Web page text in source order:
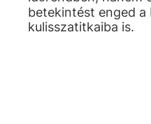
betekintést enged a
kulisszatitkaiba is.